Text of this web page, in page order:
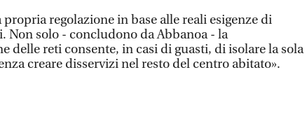
propria regolazione in base alle reali esigenze di
Non solo - concludono da Abbanoa - la
delle reti consente, in casi di guasti, di isolare la sola
creare disservizi nel resto del centro abitato».